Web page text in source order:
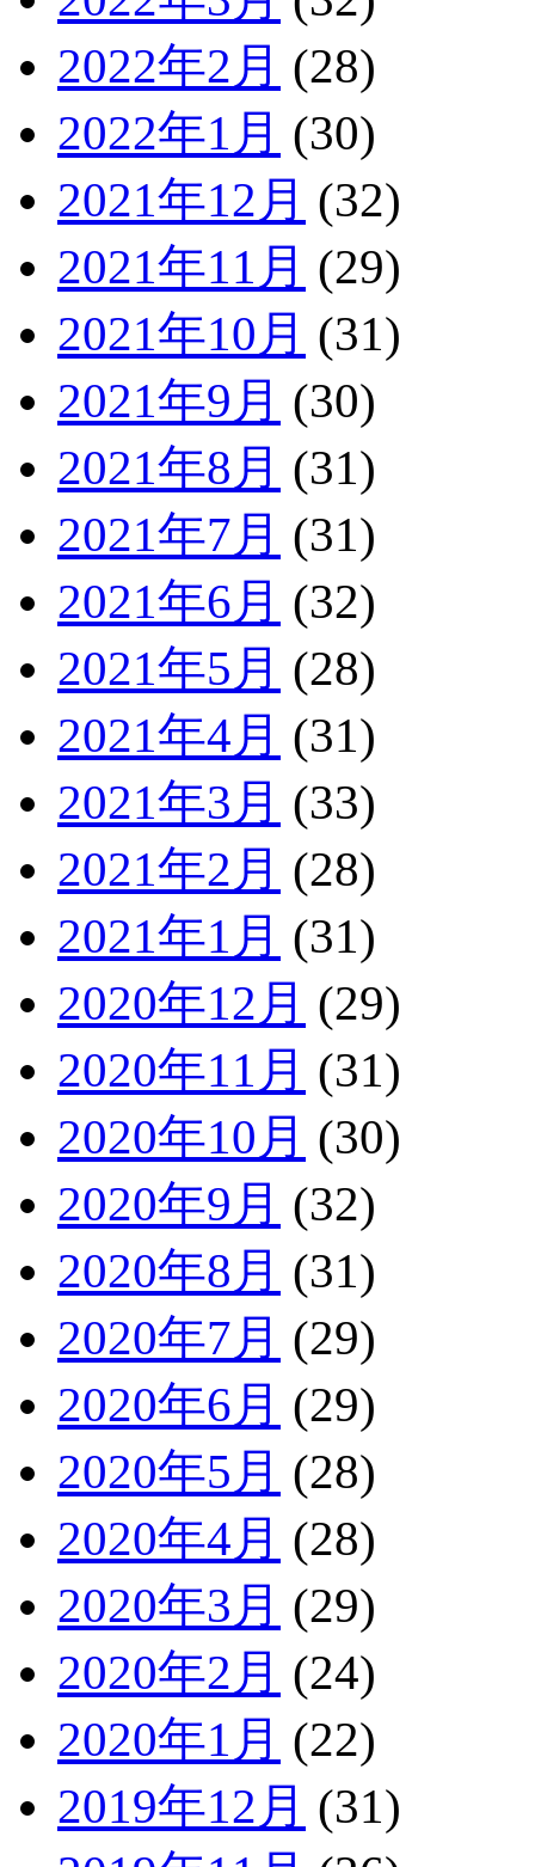
2022年2月 (28)
2022年1月 (30)
2021年12月 (32)
2021年11月 (29)
2021年10月 (31)
2021年9月 (30)
2021年8月 (31)
2021年7月 (31)
2021年6月 (32)
2021年5月 (28)
2021年4月 (31)
2021年3月 (33)
2021年2月 (28)
2021年1月 (31)
2020年12月 (29)
2020年11月 (31)
2020年10月 (30)
2020年9月 (32)
2020年8月 (31)
2020年7月 (29)
2020年6月 (29)
2020年5月 (28)
2020年4月 (28)
2020年3月 (29)
2020年2月 (24)
2020年1月 (22)
2019年12月 (31)